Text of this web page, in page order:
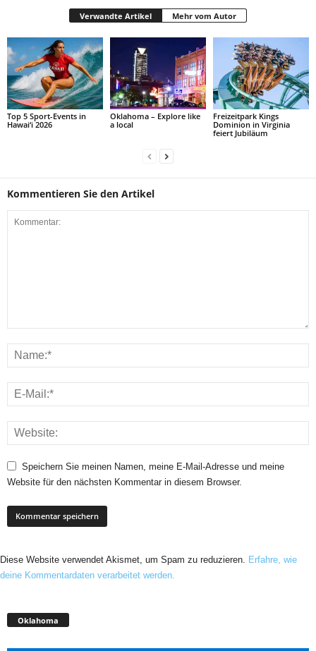
Verwandte Artikel Mehr vom Autor
Top 5 Sport-Events in
Hawai‘i 2026
Oklahoma – Explore like
a local
Freizeitpark Kings
Dominion in Virginia
feiert Jubiläum
Kommentieren Sie den Artikel
Speichern Sie meinen Namen, meine E-Mail-Adresse und meine
Website für den nächsten Kommentar in diesem Browser.
Diese Website verwendet Akismet, um Spam zu reduzieren. Erfahre, wie
deine Kommentardaten verarbeitet werden.
Oklahoma